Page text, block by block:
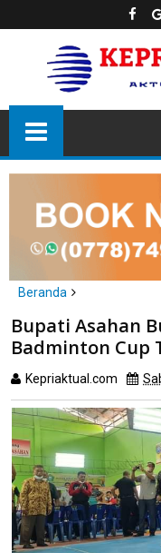
Beranda
Bupati Asahan Buka
Bupati Asahan
Badminton Cup
Kepriaktual.com